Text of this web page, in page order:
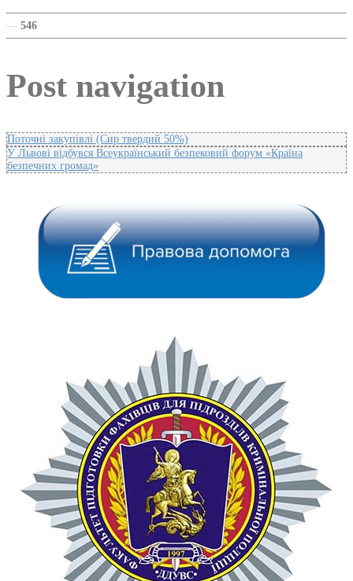
— 546
Post navigation
Поточні закупівлі (Сир твердий 50%)
У Львові відбувся Всеукраїнський безпековий форум «Країна
безпечних громад»